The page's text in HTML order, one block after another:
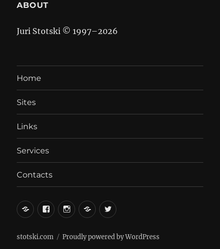
ABOUT
Juri Stotski © 1997–2026
Home
Sites
Links
Services
Contacts
вКонтакте
FacebookInstagramLiveJournal
Twitter
stotski.com Proudly powered by WordPress